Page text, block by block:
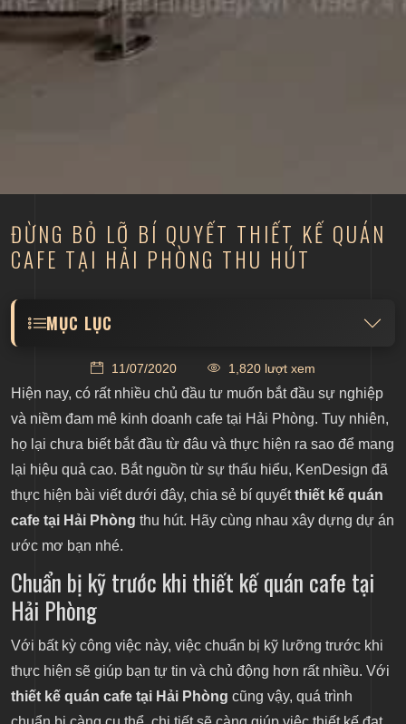
ĐỪNG BỎ LỠ BÍ QUYẾT THIẾT KẾ QUÁN
CAFE TẠI HẢI PHÒNG THU HÚT
MỤC LỤC
Phòng
"Tránh càng xa càng tốt" các sai lầm này khi thiết
kế
Để thiết kế quán cafe tại Hải Phòng trở nên thu hút
11/07/2020 1,820 lượt xem
Hiện nay, có rất nhiều chủ đầu tư muốn bắt đầu sự nghiệp
và niềm đam mê kinh doanh cafe tại Hải Phòng. Tuy nhiên,
họ lại chưa biết bắt đầu từ đâu và thực hiện ra sao để mang
lại hiệu quả cao. Bắt nguồn từ sự thấu hiểu, KenDesign đã
thực hiện bài viết dưới đây, chia sẻ bí quyếtthiết kế quán
cafe tại Hải Phòng thu hút. Hãy cùng nhau xây dựng dự án
ước mơ bạn nhé.
Chuẩn bị kỹ trước khi thiết kế quán cafe tại
Hải Phòng
Với bất kỳ công việc này, việc chuẩn bị kỹ lưỡng trước khi
thực hiện sẽ giúp bạn tự tin và chủ động hơn rất nhiều. Với
thiết kế quán cafe tại Hải Phòng cũng vậy, quá trình